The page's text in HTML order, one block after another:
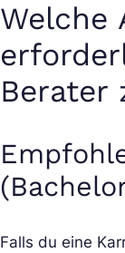
Welche
Berater
Falls du eine